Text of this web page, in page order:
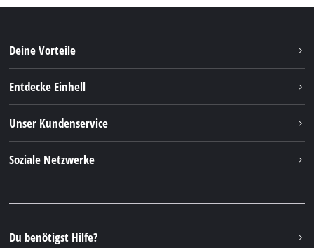
Deine Vorteile
Entdecke Einhell
Einhell Germany AG
Unser Kundenservice
Soziale Netzwerke
Instagram
Du benötigst Hilfe?